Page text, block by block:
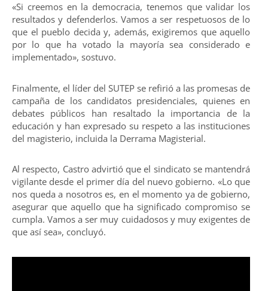
«Si creemos en la democracia, tenemos que validar los
resultados y defenderlos. Vamos a ser respetuosos de lo
que el pueblo decida y, además, exigiremos que aquello
por lo que ha votado la mayoría sea considerado e
implementado», sostuvo.
Finalmente, el líder del SUTEP se refirió a las promesas de
campaña de los candidatos presidenciales, quienes en
debates públicos han resaltado la importancia de la
educación y han expresado su respeto a las instituciones
del magisterio, incluida la Derrama Magisterial.
Al respecto, Castro advirtió que el sindicato se mantendrá
vigilante desde el primer día del nuevo gobierno. «Lo que
nos queda a nosotros es, en el momento ya de gobierno,
asegurar que aquello que ha significado compromiso se
cumpla. Vamos a ser muy cuidadosos y muy exigentes de
que así sea», concluyó.